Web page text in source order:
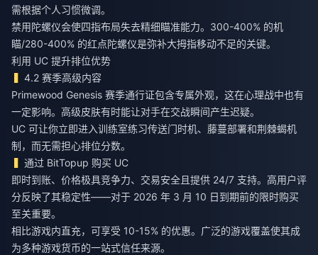
需根据个人习惯微调。
禁用陀螺仪会使四指布局失去精细瞄准能力。300-400% 的机
瞄/280-400% 的红点陀螺仪是弥补大拇指移动不足的关键。
利用 UC 提升排位优势
4.2 赛季高级内容
Primewood Genesis 赛季通行证包含专属外观，这在心理战中也有
一定影响。高级皮肤有时能让对手在交战瞬间产生迟疑。
UC 可让你立即进入训练室练习传送门时机、藤蔓部署和荆棘蝎机
制，而无需担心排位分数。
通过 BitTopup 购买 UC
即时到账、价格极具竞争力、交易安全且提供 24/7 支持。高用户评
分反映了其稳定性——对于 2026 年 3 月 10 日到期前的限时购买
至关重要。
相比游戏内直充，可享受 10-15% 的优惠。广泛的游戏覆盖使其成
为多种游戏货币的一站式信任来源。